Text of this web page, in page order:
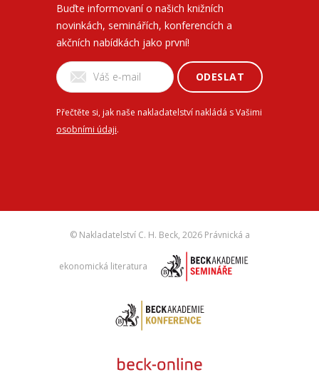
Buďte informovaní o našich knižních
novinkách, seminářích, konferencích a
akčních nabídkách jako první!
ODESLAT
Přečtěte si, jak naše nakladatelství nakládá s Vašimi
osobními údaji.
© Nakladatelství C. H. Beck, 2026 Právnická a
ekonomická literatura